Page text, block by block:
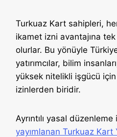
Turkuaz Kart sahipleri,
ikamet izni avantajına
olurlar. Bu yönüyle
yatırımcılar, bilim
yüksek nitelikli işgücü
izinlerden biridir.
Ayrıntılı yasal düzenleme
yayımlanan Turkuaz